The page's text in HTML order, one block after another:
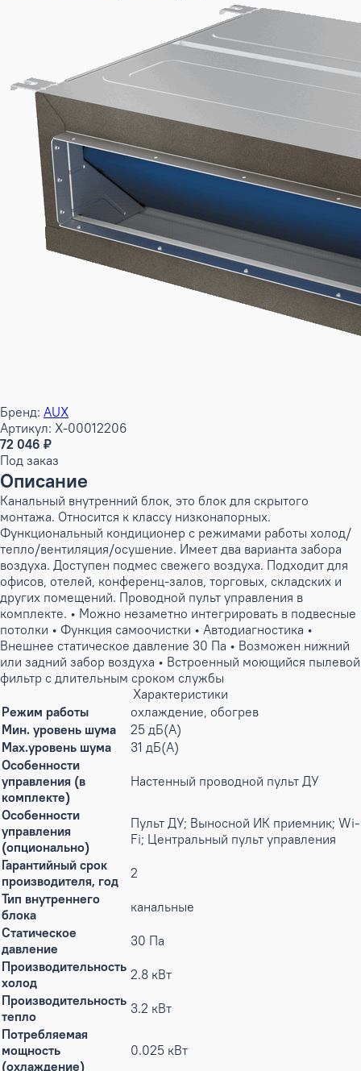
Бренд: AUX
Артикул: X-00012206
72 046 ₽
Под заказ
Описание
Канальный внутренний блок, это блок для скрытого
монтажа. Относится к классу низконапорных.
Функциональный кондиционер с режимами работы холод/
тепло/вентиляция/осушение. Имеет два варианта забора
воздуха. Доступен подмес свежего воздуха. Подходит для
офисов, отелей, конференц-залов, торговых, складских и
других помещений. Проводной пульт управления в
комплекте. • Можно незаметно интегрировать в подвесные
потолки • Функция самоочистки • Автодиагностика •
Внешнее статическое давление 30 Па • Возможен нижний
или задний забор воздуха • Встроенный моющийся пылевой
фильтр с длительным сроком службы
Характеристики
Режим работы
охлаждение, обогрев
Мин. уровень шума
25 дБ(А)
Max.уровень шума
31 дБ(А)
Особенности
управления (в
комплекте)
Настенный проводной пульт ДУ
Особенности
управления
(опционально)
Пульт ДУ; Выносной ИК приемник; Wi-
Fi; Центральный пульт управления
Гарантийный срок
производителя, год
2
Тип внутреннего
блока
канальные
Статическое
давление
30 Па
Производительность
холод
2.8 кВт
Производительность
тепло
3.2 кВт
Потребляемая
мощность
(охлаждение)
0.025 кВт